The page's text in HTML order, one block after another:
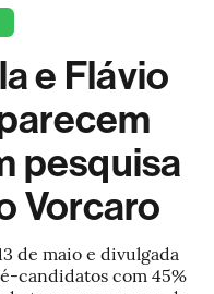
e Flávio
pesquisa
Vorcaro
de maio e divulgada
candidatos com 45%